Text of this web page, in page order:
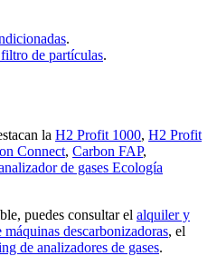
.
de partículas.
la H2 Profit 1000, H2 Profit
Connect, Carbon FAP,
de gases Ecología
puedes consultar el alquiler y
máquinas descarbonizadoras, el
de analizadores de gases.